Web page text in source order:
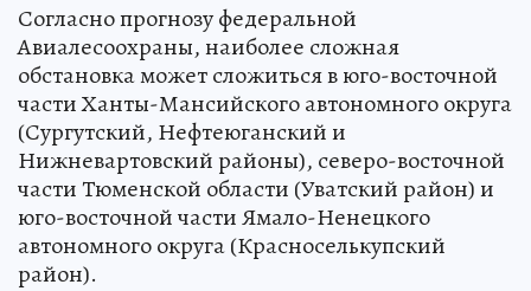
Согласно прогнозу федеральной
Авиалесоохраны, наиболее сложная
обстановка может сложиться в юго-восточной
части Ханты-Мансийского автономного округа
(Сургутский, Нефтеюганский и
Нижневартовский районы), северо-восточной
части Тюменской области (Уватский район) и
юго-восточной части Ямало-Ненецкого
автономного округа (Красноселькупский
район).